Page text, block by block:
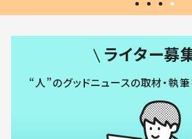
ライター募
“人”のグッドニュースの取材・執